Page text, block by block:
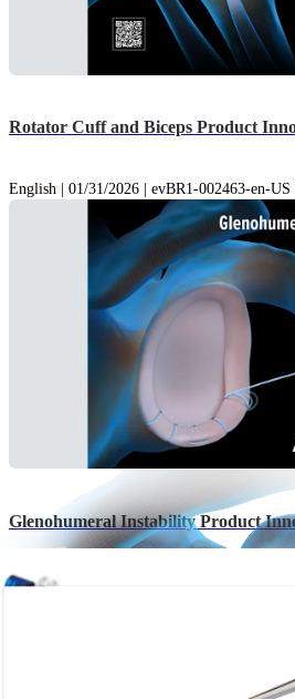
Rotator Cuff and Biceps Product
English | 01/31/2026 | evBR1-002463-en-US
Glenohumeral Instability Product
English | 10/08/2025 | LB1-000559-en-US A